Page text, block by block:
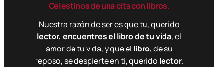
Celestinos de una cita con libros.
Nuestra razón de ser es que tu, querido
lector, encuentres el libro de tu vida, el
amor de tu vida, y que el libro, de su
reposo, se despierte en ti, querido lector.